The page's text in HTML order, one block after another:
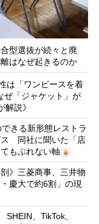
型選抜が続々と廃
はなぜ起きるのか
は「ワンピースを着
ぜ「ジャケット」が
説》
きる新形態レストラ
ス 同社に聞いた「店
もぶれない軸
》三菱商事、三井物
慶大で約6割」の現
、TikTok、